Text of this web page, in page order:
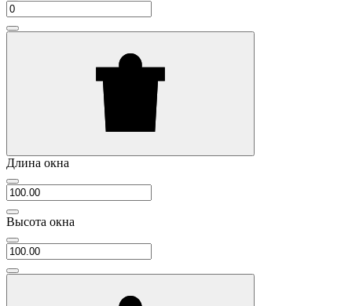
Длина окна
Высота окна